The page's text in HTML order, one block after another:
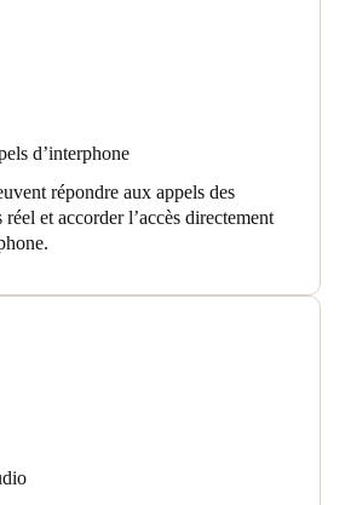
sélection comme choix par défaut
d’interphone
répondre aux appels des
et accorder l’accès directement